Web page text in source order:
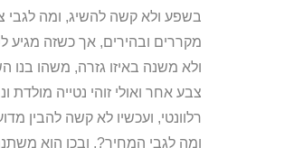
בשפע ולא קשה להשיג, ומה לגבי
מקררים ובהירים, אך כשזה מגיע
ולא משנה באיזו גזרה, משהו
צבע אחר ואולי זוהי נטייה
רלוונטי, ועכשיו לא קשה להבין
ומה לגבי המחיר?, ובכן הוא